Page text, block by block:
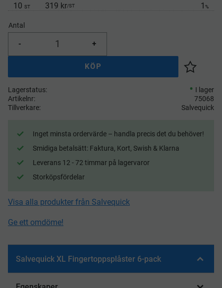
10 ST 319 kr/ST 1 %
Antal
+
-
KÖP
Lägg till
Lagerstatus
I lager
Artikelnr
75068
Tillverkare
Salvequick
Inget minsta ordervärde – handla precis det du behöver!
Smidiga betalsätt: Faktura, Kort, Swish & Klarna
Leverans 12 - 72 timmar på lagervaror
Storköpsfördelar
Visa alla produkter från Salvequick
Ge ett omdöme!
Salvequick XL Fingertoppsplåster 6-pack